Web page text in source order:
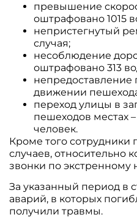
превышение
оштрафовано 1015
непристегнутый
случая;
несоблюдение
оштрафовано 313
непредоставление
движении
переход улицы в
пешеходов местах
человек.
Кроме того сотрудники
случаев, относительно
звонки по экстренному
За указанный период в
аварий, в которых
получили травмы.